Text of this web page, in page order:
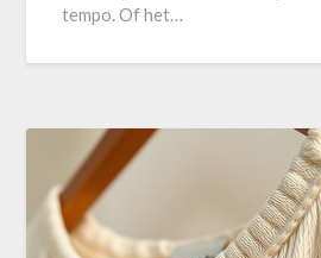
tempo. Of het…